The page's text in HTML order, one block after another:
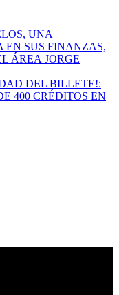
UNA
EN SUS FINANZAS,
ÁREA JORGE
DEL BILLETE!:
400 CRÉDITOS EN